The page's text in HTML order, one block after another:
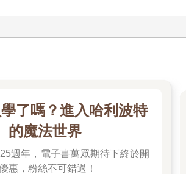
了嗎？進入哈利波特
的魔法世界
週年，電子書萬眾期待下終於開
惠，粉絲不可錯過！